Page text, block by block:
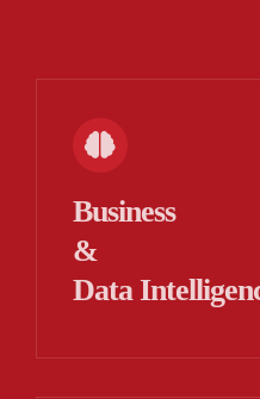
Business
&
Data